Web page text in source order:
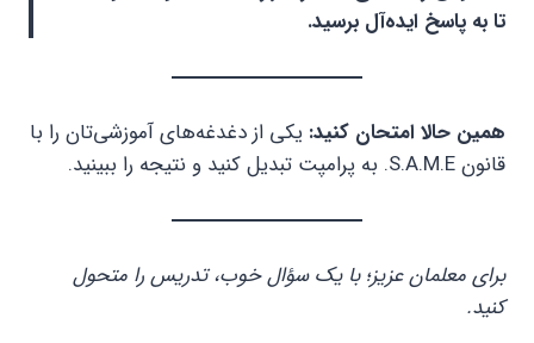
تا به پاسخ ایده‌آل برسید.
همین حالا امتحان کنید: یکی از دغدغه‌های آموزشی‌تان را با
قانون S.A.M.E. به پرامپت تبدیل کنید و نتیجه را ببینید.
برای معلمان عزیز؛ با یک سؤال خوب، تدریس را متحول
کنید.